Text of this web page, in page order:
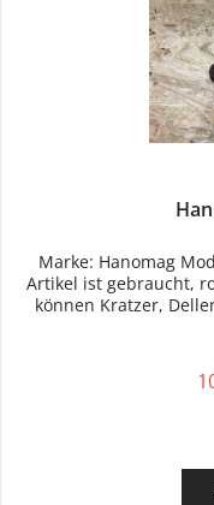
Marke: Hanomag
Artikel ist gebraucht,
können Kratzer,